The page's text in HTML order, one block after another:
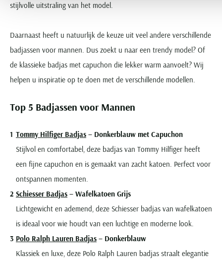
stijlvolle uitstraling van het model.
Daarnaast heeft u natuurlijk de keuze uit veel andere verschillende
badjassen voor mannen. Dus zoekt u naar een trendy model? Of
de klassieke badjas met capuchon die lekker warm aanvoelt? Wij
helpen u inspiratie op te doen met de verschillende modellen.
Top 5 Badjassen voor Mannen
Tommy Hilfiger Badjas – Donkerblauw met Capuchon
Stijlvol en comfortabel, deze badjas van Tommy Hilfiger heeft
een fijne capuchon en is gemaakt van zacht katoen. Perfect voor
ontspannen momenten.
Schiesser Badjas – Wafelkatoen Grijs
Lichtgewicht en ademend, deze Schiesser badjas van wafelkatoen
is ideaal voor wie houdt van een luchtige en moderne look.
Polo Ralph Lauren Badjas – Donkerblauw
Klassiek en luxe, deze Polo Ralph Lauren badjas straalt elegantie